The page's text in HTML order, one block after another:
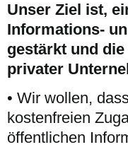
Unser Ziel ist,
Informations-
gestärkt und
privater
• Wir wollen,
kostenfreien
öffentlichen